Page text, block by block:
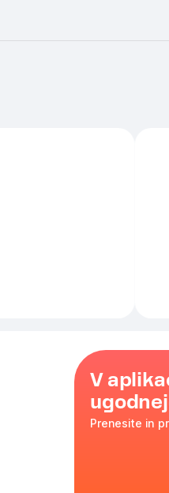
V
Prenesite in